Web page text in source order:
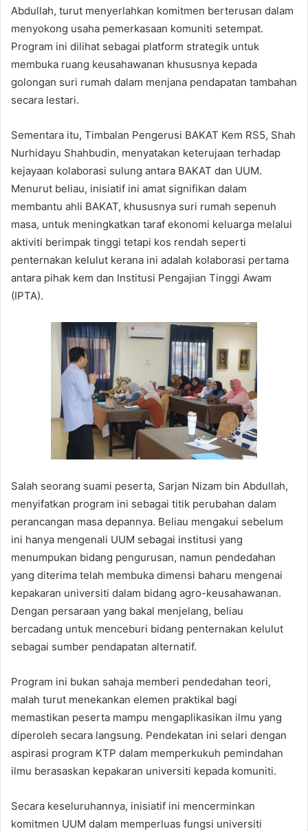
Abdullah, turut menyerlahkan komitmen berterusan dalam
menyokong usaha pemerkasaan komuniti setempat.
Program ini dilihat sebagai platform strategik untuk
membuka ruang keusahawanan khususnya kepada
golongan suri rumah dalam menjana pendapatan tambahan
secara lestari.
Sementara itu, Timbalan Pengerusi BAKAT Kem RS5, Shah
Nurhidayu Shahbudin, menyatakan keterujaan terhadap
kejayaan kolaborasi sulung antara BAKAT dan UUM.
Menurut beliau, inisiatif ini amat signifikan dalam
membantu ahli BAKAT, khususnya suri rumah sepenuh
masa, untuk meningkatkan taraf ekonomi keluarga melalui
aktiviti berimpak tinggi tetapi kos rendah seperti
penternakan kelulut kerana ini adalah kolaborasi pertama
antara pihak kem dan Institusi Pengajian Tinggi Awam
(IPTA).
Salah seorang suami peserta, Sarjan Nizam bin Abdullah,
menyifatkan program ini sebagai titik perubahan dalam
perancangan masa depannya. Beliau mengakui sebelum
ini hanya mengenali UUM sebagai institusi yang
menumpukan bidang pengurusan, namun pendedahan
yang diterima telah membuka dimensi baharu mengenai
kepakaran universiti dalam bidang agro-keusahawanan.
Dengan persaraan yang bakal menjelang, beliau
bercadang untuk menceburi bidang penternakan kelulut
sebagai sumber pendapatan alternatif.
Program ini bukan sahaja memberi pendedahan teori,
malah turut menekankan elemen praktikal bagi
memastikan peserta mampu mengaplikasikan ilmu yang
diperoleh secara langsung. Pendekatan ini selari dengan
aspirasi program KTP dalam memperkukuh pemindahan
ilmu berasaskan kepakaran universiti kepada komuniti.
Secara keseluruhannya, inisiatif ini mencerminkan
komitmen UUM dalam memperluas fungsi universiti